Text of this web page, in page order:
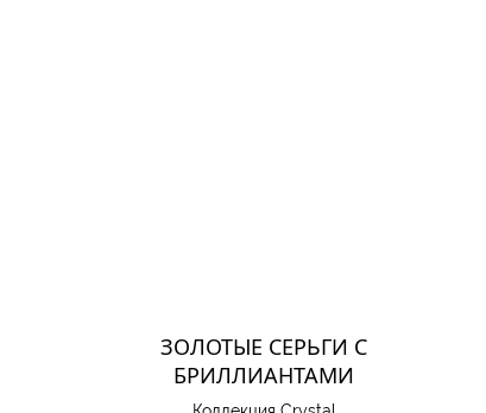
ЗОЛОТЫЕ СЕРЬГИ С
БРИЛЛИАНТАМИ